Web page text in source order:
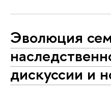
Эволюция
дискуссии и